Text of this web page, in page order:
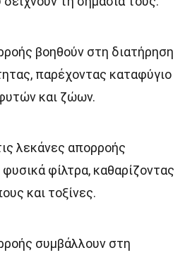
βοηθούν στη διατήρηση
παρέχοντας καταφύγιο
και ζώων.
λεκάνες απορροής
φίλτρα, καθαρίζοντας
και τοξίνες.
συμβάλλουν στη